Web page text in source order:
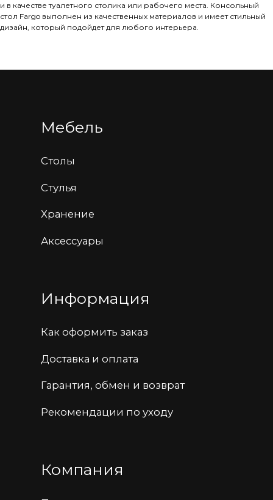
и в качестве туалетного столика или рабочего места. Консольный
стол Fargo выполнен из качественных материалов и имеет стильный
дизайн, который подойдет для любого интерьера.
hello@tonyroaks.ru
Самарская область, город Тольятти, улица
Политика конфиденциальности
Доставка и оплата
Гарантия, обмен и возврат
Контакты
+7 987 447-44-80